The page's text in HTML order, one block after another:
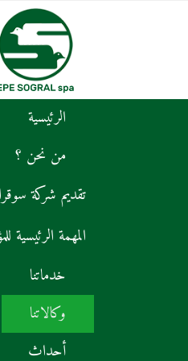
الرئيسية
من نحن ؟
تقديم شركة
المهمة الرئيسية
خدماتنا
وكالاتنا
أحداث